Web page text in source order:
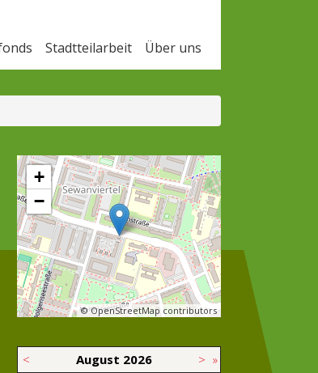
Stadtteilarbeit Über uns
+
−
© OpenStreetMap contributors
< August 2026 > »